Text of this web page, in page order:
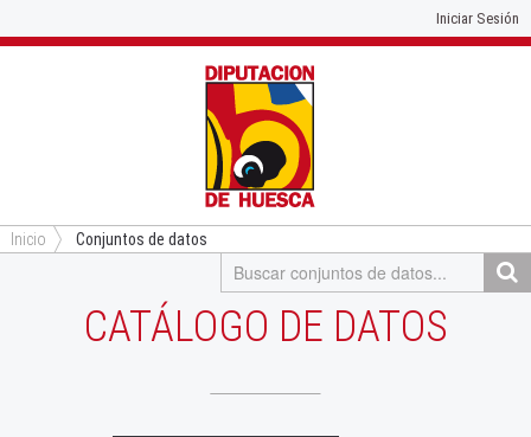
Inicio Conjuntos de datos
Iniciar Sesión
CATÁLOGO DE DATOS